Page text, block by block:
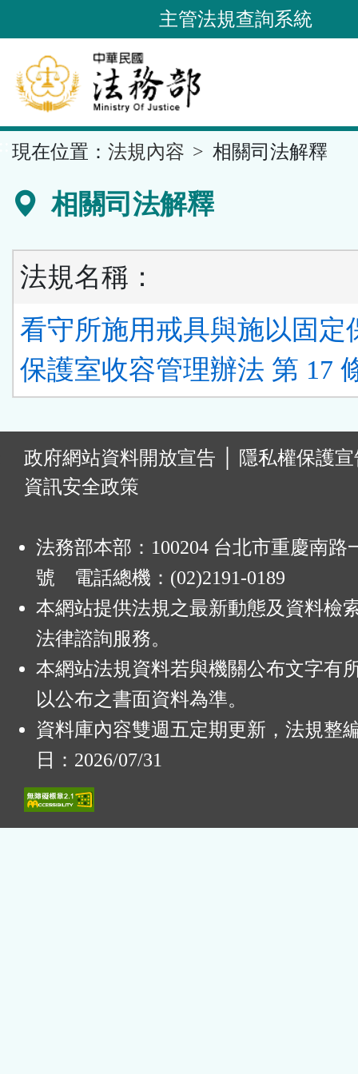
到
要
內
容
區
主管法規查詢系統
現在位置： 法規內容 相關司法解釋
相關司法解釋
法規名稱：
看守所施用戒具與施以固定
保護室收容管理辦法 第 17
政府網站資料開放宣告
隱私權保護
資訊安全政策
法務部本部：100204 台北市重慶南路
號 電話總機：(02)2191-0189
本網站提供法規之最新動態及資料檢
法律諮詢服務。
本網站法規資料若與機關公布文字有
以公布之書面資料為準。
資料庫內容雙週五定期更新，法規整
日：2026/07/31